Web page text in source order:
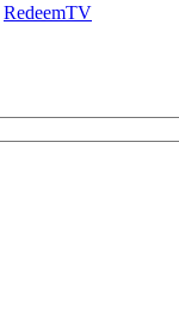
RedeemTV